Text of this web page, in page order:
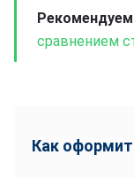
сравнением
Как